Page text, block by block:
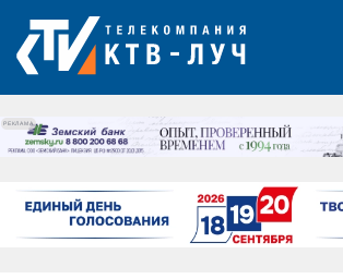
РЕКЛАМА